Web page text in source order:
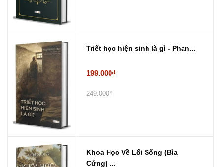
Triết học hiện sinh là gì - Phan...
199.000₫
249.000₫
Khoa Học Về Lối Sống (Bìa
Cứng) ...